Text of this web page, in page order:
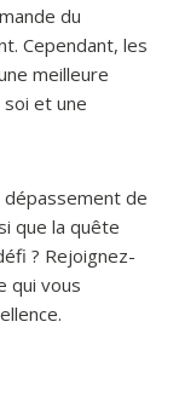
du
Cependant, les
meilleure
et une
dépassement de
que la quête
? Rejoignez-
qui vous